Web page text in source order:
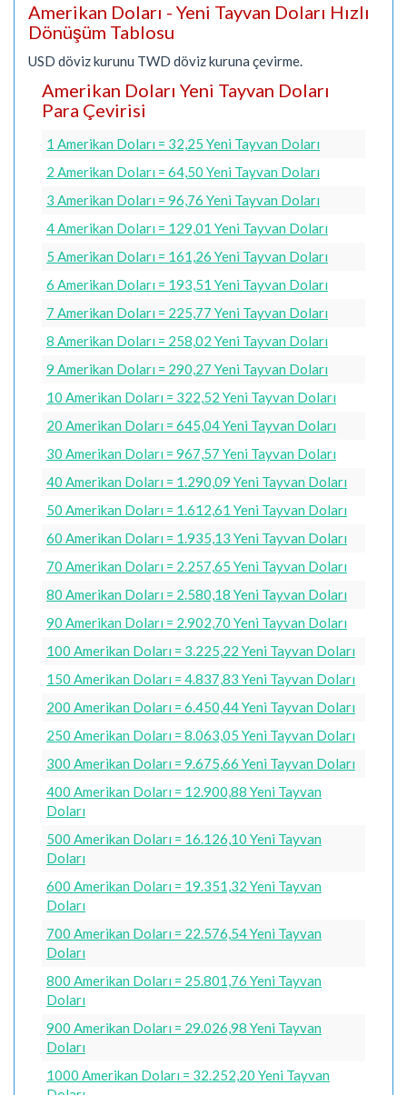
Amerikan Doları - Yeni Tayvan Doları Hızlı
Dönüşüm Tablosu
USD döviz kurunu TWD döviz kuruna çevirme.
Amerikan Doları Yeni Tayvan Doları
Para Çevirisi
1 Amerikan Doları = 32,25 Yeni Tayvan Doları
2 Amerikan Doları = 64,50 Yeni Tayvan Doları
3 Amerikan Doları = 96,76 Yeni Tayvan Doları
4 Amerikan Doları = 129,01 Yeni Tayvan Doları
5 Amerikan Doları = 161,26 Yeni Tayvan Doları
6 Amerikan Doları = 193,51 Yeni Tayvan Doları
7 Amerikan Doları = 225,77 Yeni Tayvan Doları
8 Amerikan Doları = 258,02 Yeni Tayvan Doları
9 Amerikan Doları = 290,27 Yeni Tayvan Doları
10 Amerikan Doları = 322,52 Yeni Tayvan Doları
20 Amerikan Doları = 645,04 Yeni Tayvan Doları
30 Amerikan Doları = 967,57 Yeni Tayvan Doları
40 Amerikan Doları = 1.290,09 Yeni Tayvan Doları
50 Amerikan Doları = 1.612,61 Yeni Tayvan Doları
60 Amerikan Doları = 1.935,13 Yeni Tayvan Doları
70 Amerikan Doları = 2.257,65 Yeni Tayvan Doları
80 Amerikan Doları = 2.580,18 Yeni Tayvan Doları
90 Amerikan Doları = 2.902,70 Yeni Tayvan Doları
100 Amerikan Doları = 3.225,22 Yeni Tayvan Doları
150 Amerikan Doları = 4.837,83 Yeni Tayvan Doları
200 Amerikan Doları = 6.450,44 Yeni Tayvan Doları
250 Amerikan Doları = 8.063,05 Yeni Tayvan Doları
300 Amerikan Doları = 9.675,66 Yeni Tayvan Doları
400 Amerikan Doları = 12.900,88 Yeni Tayvan
Doları
500 Amerikan Doları = 16.126,10 Yeni Tayvan
Doları
600 Amerikan Doları = 19.351,32 Yeni Tayvan
Doları
700 Amerikan Doları = 22.576,54 Yeni Tayvan
Doları
800 Amerikan Doları = 25.801,76 Yeni Tayvan
Doları
900 Amerikan Doları = 29.026,98 Yeni Tayvan
Doları
1000 Amerikan Doları = 32.252,20 Yeni Tayvan